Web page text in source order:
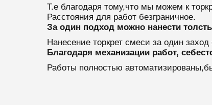
Т.е благодаря тому,что мы можем к
Расстояния для работ безграничное.
За один подход можно нанести
Нанесение торкрет смеси за один
Благодаря механизации работ,
Работы полностью